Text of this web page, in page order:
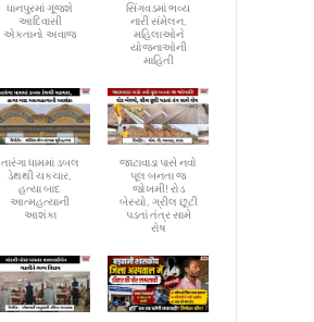
ધાનપુરમાં ગૂંજશે
આદિવાસી
એકતાનો અવાજ
સિંગવડમાં ભવ્ય
નારી સંમેલન,
મહિલાઓને
યોજનાઓની
માહિતી
તારંગા ધામમાં ડબલ
ડેથથી ચકચાર,
હત્યા બાદ
આત્મહત્યાની
આશંકા
જાટાવાડા પાસે નવો
પૂલ બનતા જ
જોખમી! રોડ
બેસ્યો, ગ્રીલ છૂટી
પડતાં તંત્ર સામે
રોષ